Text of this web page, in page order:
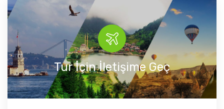
Tur İçin İletişime Geç